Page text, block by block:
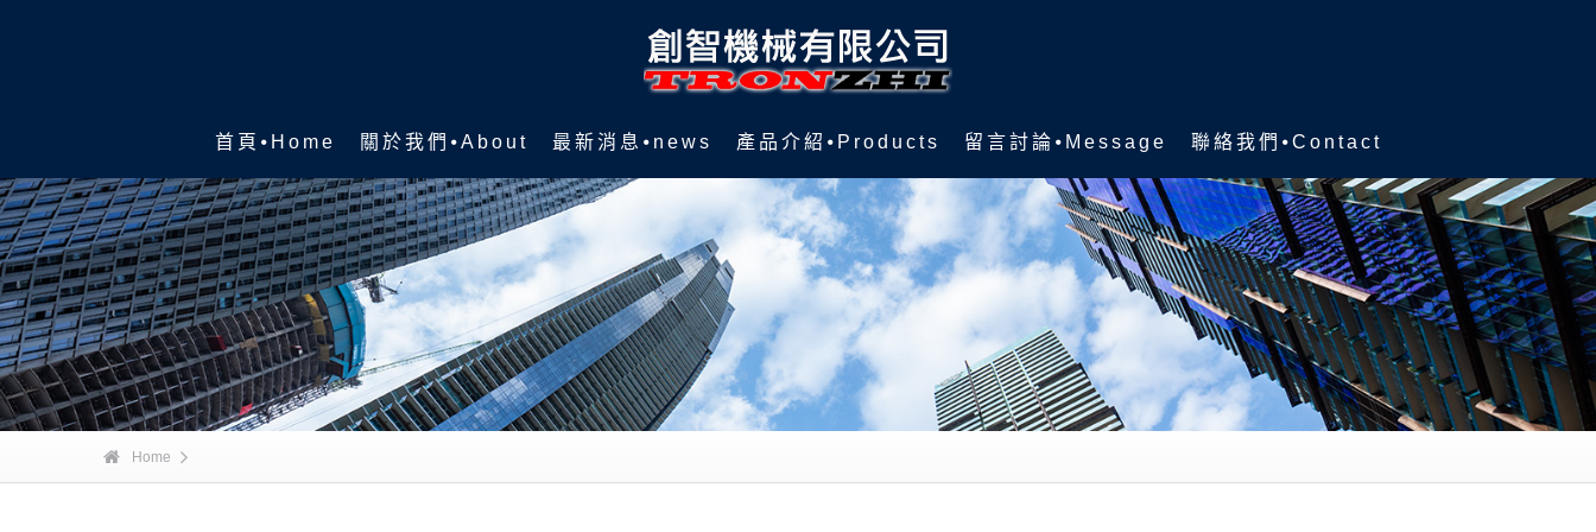
首頁⦁Home 關於我們⦁About 最新消息⦁news 產品介紹⦁Products 留言討論⦁Message 聯絡我們⦁Contact
Home